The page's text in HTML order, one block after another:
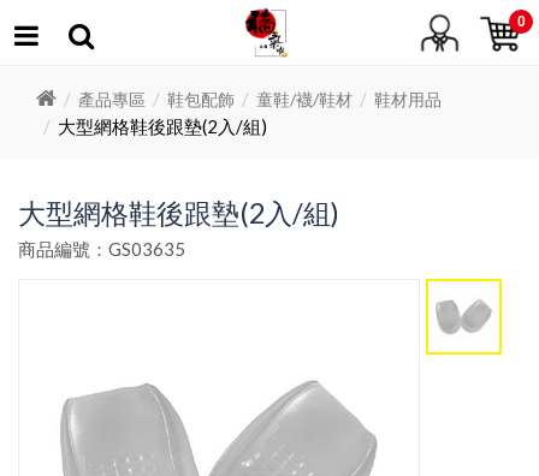
0
產品專區 鞋包配飾 童鞋/襪/鞋材 鞋材用品
大型網格鞋後跟墊(2入/組)
大型網格鞋後跟墊(2入/組)
商品編號：GS03635